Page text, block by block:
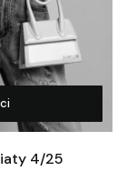
4/25